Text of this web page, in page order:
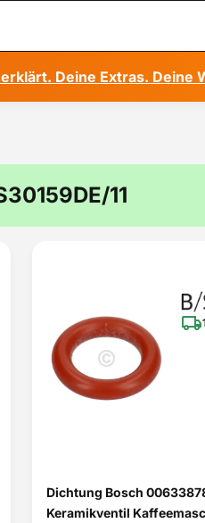
Deine Extras. Deine
11
Dichtung Bosch
Keramikventil